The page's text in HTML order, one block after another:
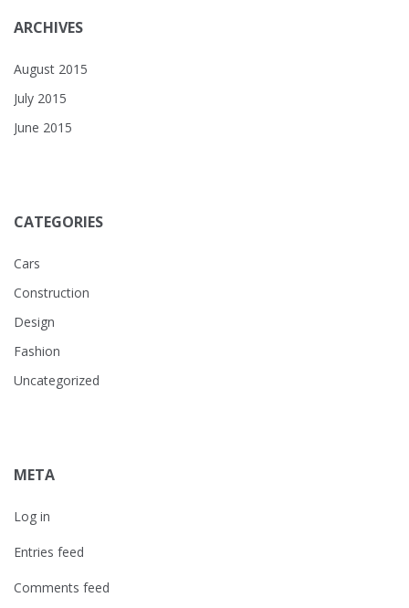
ARCHIVES
August 2015
July 2015
June 2015
CATEGORIES
Cars
Construction
Design
Fashion
Uncategorized
META
Log in
Entries feed
Comments feed